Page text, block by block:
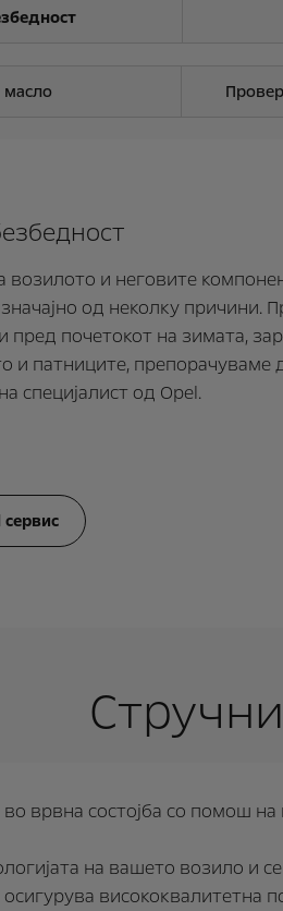
масло
и неговите
од неколку причини.
почетокот на зимата,
и патниците, препорачуваме
специјалист од Opel.
врвна состојба со помош
на вашето возило и
висококвалитетна